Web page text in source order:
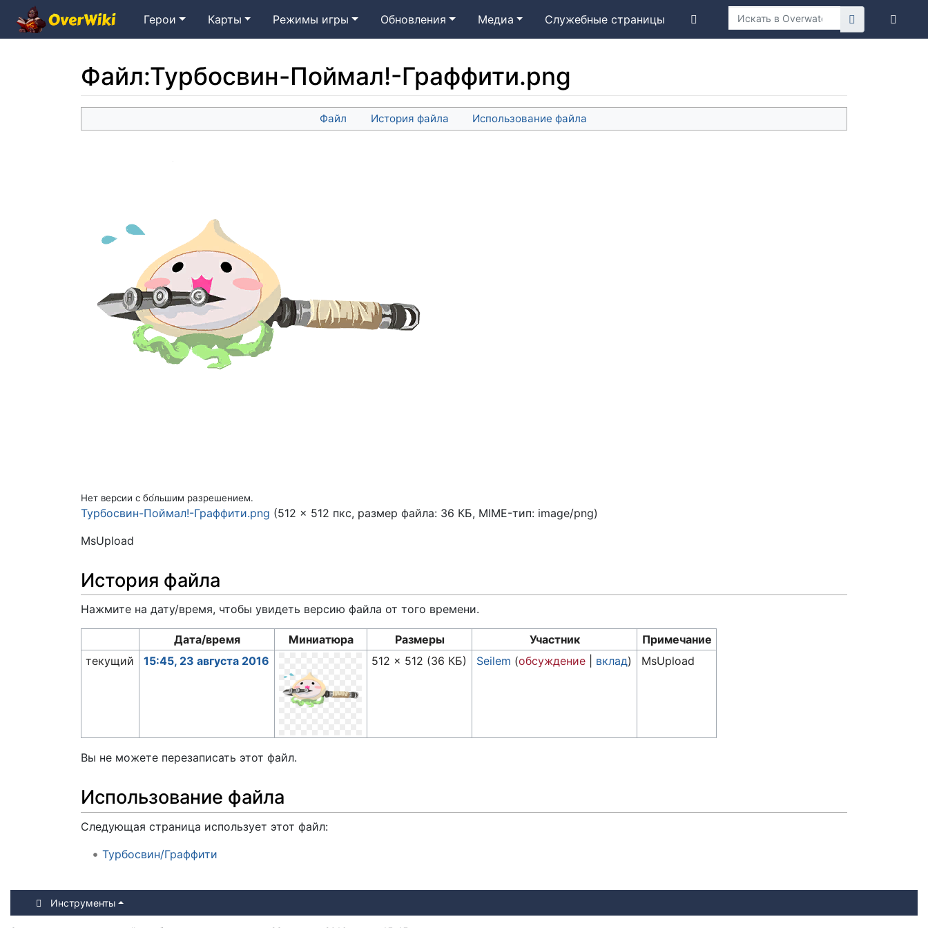
Герои Карты Режимы игры Обновления Медиа Служебные страницы
Файл:Турбосвин-Поймал!-Граффити.png
Файл История файла Использование файла
Нет версии с бо́льшим разрешением.
Турбосвин-Поймал!-Граффити.png (512 × 512 пкс, размер файла: 36 КБ, MIME-тип: image/png)
MsUpload
История файла
Нажмите на дату/время, чтобы увидеть версию файла от того времени.
Дата/время Миниатюра Размеры Участник
Примечание
текущий
15:45, 23 августа 2016 512 × 512 (36 КБ) Seilem (обсуждение вклад) MsUpload
Вы не можете перезаписать этот файл.
Использование файла
Следующая страница использует этот файл:
Турбосвин/Граффити
Инструменты